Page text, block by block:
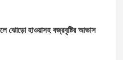
ঝোড়ো হাওয়াসহ বজ্রবৃষ্টির আভাস